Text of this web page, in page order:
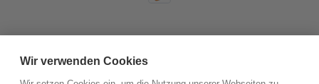
Wir verwenden Cookies